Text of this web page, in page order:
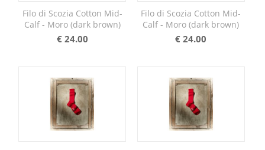
Filo di Scozia Cotton Mid-
Calf - Moro (dark brown)
€ 24.00
Filo di Scozia Cotton Mid-
Calf - Moro (dark brown)
€ 24.00